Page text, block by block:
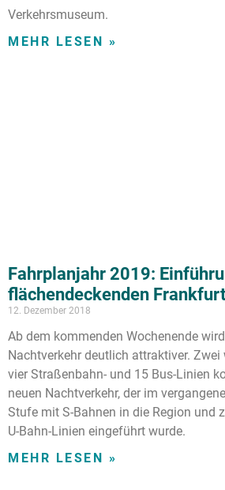
Verkehrsmuseum.
MEHR LESEN »
Fahrplanjahr 2019:
flächendeckenden
12. Dezember 2018
Ab dem kommenden Wochenende
Nachtverkehr deutlich attraktiver. Zwei
vier Straßenbahn- und 15 Bus-Linien
neuen Nachtverkehr, der im
Stufe mit S-Bahnen in die Region und
U-Bahn-Linien eingeführt wurde.
MEHR LESEN »